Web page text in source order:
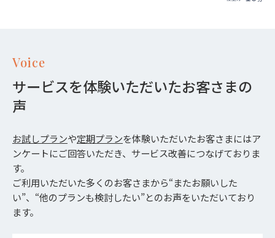
Voice
サービスを体験いただいたお客さまの
声
お試しプランや定期プランを体験いただいたお客さまにはア
ンケートにご回答いただき、サービス改善につなげておりま
す。
ご利用いただいた多くのお客さまから“またお願いした
い”、“他のプランも検討したい”とのお声をいただいており
ます。